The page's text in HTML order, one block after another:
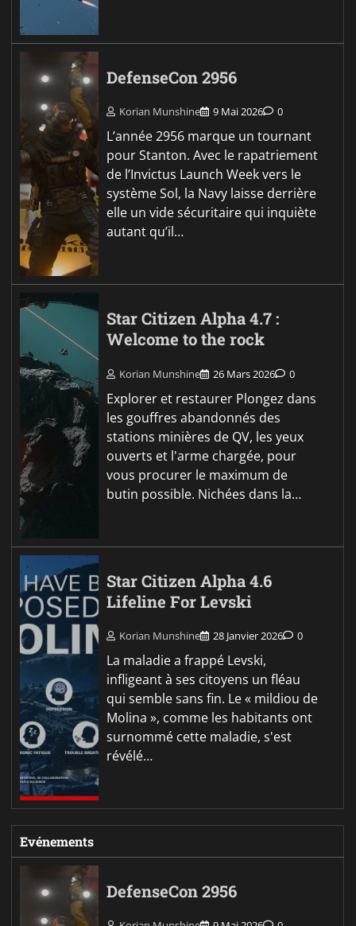
DefenseCon 2956
Korian Munshine 9 Mai 2026 0
L’année 2956 marque un tournant
pour Stanton. Avec le rapatriement
de l’Invictus Launch Week vers le
système Sol, la Navy laisse derrière
elle un vide sécuritaire qui inquiète
autant qu’il…
Star Citizen Alpha 4.7 :
Welcome to the rock
Korian Munshine 26 Mars 2026 0
Explorer et restaurer Plongez dans
les gouffres abandonnés des
stations minières de QV, les yeux
ouverts et l'arme chargée, pour
vous procurer le maximum de
butin possible. Nichées dans la…
Star Citizen Alpha 4.6
Lifeline For Levski
Korian Munshine 28 Janvier 2026 0
La maladie a frappé Levski,
infligeant à ses citoyens un fléau
qui semble sans fin. Le « mildiou de
Molina », comme les habitants ont
surnommé cette maladie, s'est
révélé…
Evénements
DefenseCon 2956